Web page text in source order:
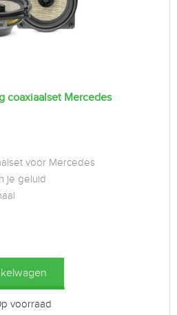
coaxiaalset Mercedes
voor Mercedes
je geluid
voorraad